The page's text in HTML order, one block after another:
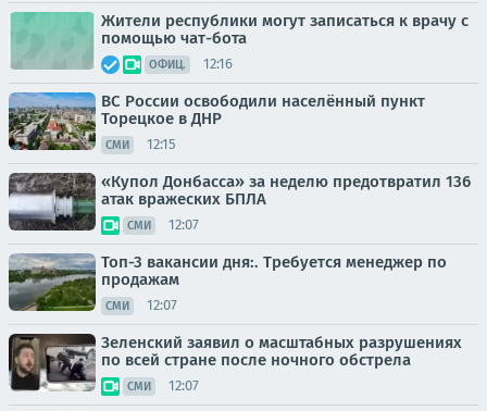
Жители республики могут записаться к врачу с
помощью чат-бота
ОФИЦ. 12:16
ВС России освободили населённый пункт
Торецкое в ДНР
СМИ 12:15
«Купол Донбасса» за неделю предотвратил 136
атак вражеских БПЛА
СМИ 12:07
Топ-3 вакансии дня:. Требуется менеджер по
продажам
СМИ 12:07
Зеленский заявил о масштабных разрушениях
по всей стране после ночного обстрела
СМИ 12:07